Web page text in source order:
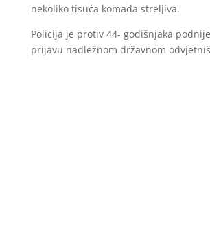
nekoliko tisuća komada streljiva.
Policija je protiv 44- godišnjaka
prijavu nadležnom državnom